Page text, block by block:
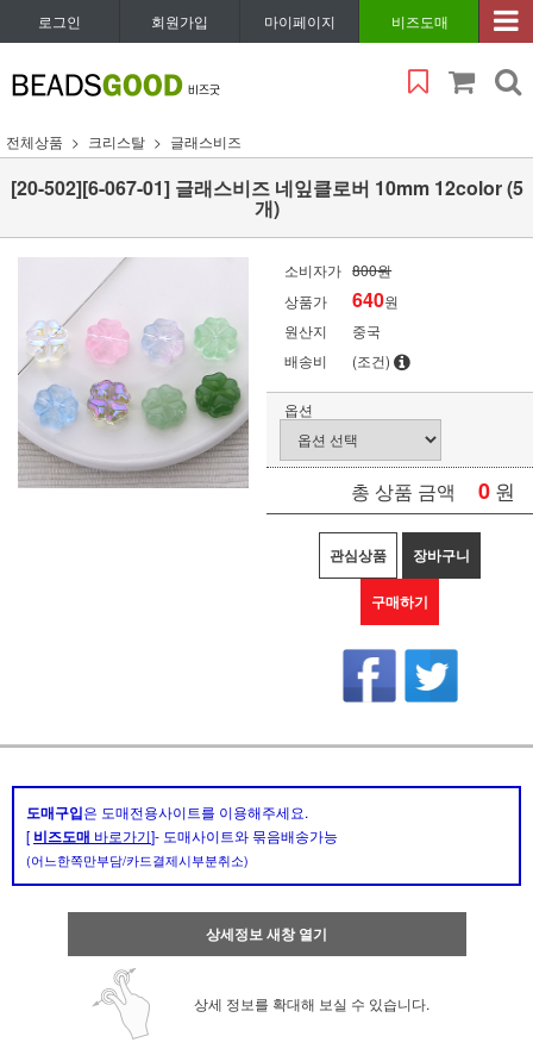
로그인 회원가입 마이페이지 비즈도매
전체상품 크리스탈 글래스비즈
[20-502][6-067-01] 글래스비즈 네잎클로버 10mm 12color (5
개)
소비자가 800원
상품가
640원
원산지
중국
배송비
(조건)
옵션
총 상품 금액 0 원
관심상품 장바구니
구매하기
도매구입은 도매전용사이트를 이용해주세요.
[ 비즈도매 바로가기]- 도매사이트와 묶음배송가능
(어느한쪽만부담/카드결제시부분취소)
상세정보 새창 열기
상세 정보를 확대해 보실 수 있습니다.